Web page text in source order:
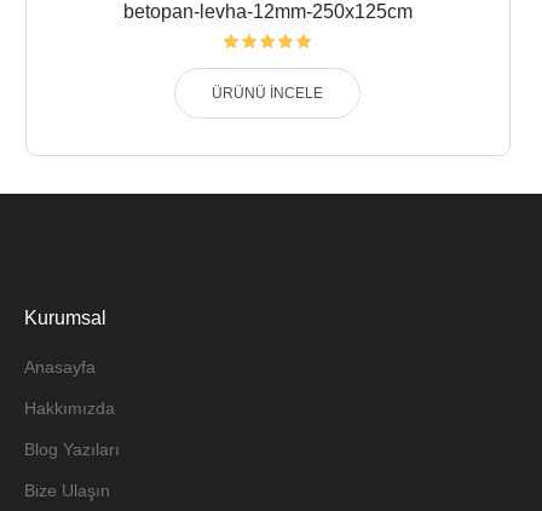
betopan-levha-12mm-250x125cm
ÜRÜNÜ İNCELE
Kurumsal
Anasayfa
Hakkımızda
Blog Yazıları
Bize Ulaşın